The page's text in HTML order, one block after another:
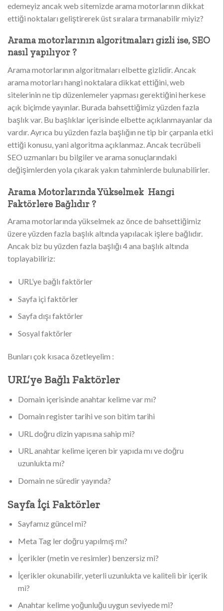
edemeyiz ancak web sitemizde arama motorlarının dikkat
ettiği noktaları geliştirerek üst sıralara tırmanabilir miyiz?
Arama motorlarının algoritmaları gizli ise, SEO
nasıl yapılıyor ?
Arama motorlarının algoritmaları elbette gizlidir. Ancak
arama motorları hangi noktalara dikkat ettiğini, web
sitelerinin ne tip düzenlemeler yapması gerektiğini herkese
açık biçimde yayınlar. Burada bahsettiğimiz yüzden fazla
başlık var. Bu başlıklar içerisinde elbette açıklanmayanlar da
vardır. Ayrıca bu yüzden fazla başlığın ne tip bir çarpanla etki
ettiği konusu, yani algoritma açıklanmaz. Ancak tecrübeli
SEO uzmanları bu bilgiler ve arama sonuçlarındaki
değişimlerden yola çıkarak yakın tahminlerde bulunabilirler.
Arama Motorlarında Yükselmek Hangi
Faktörlere Bağlıdır ?
Arama motorlarında yükselmek az önce de bahsettiğimiz
üzere yüzden fazla başlık altında yapılacak işlere bağlıdır.
Ancak biz bu yüzden fazla başlığı 4 ana başlık altında
toplayabiliriz:
URL’ye bağlı faktörler
Sayfa içi faktörler
Sayfa dışı faktörler
Sosyal faktörler
Bunları çok kısaca özetleyelim :
URL’ye Bağlı Faktörler
Domain içerisinde anahtar kelime var mı?
Domain register tarihi ve son bitim tarihi
URL doğru dizin yapısına sahip mi?
URL anahtar kelime içeren bir yapıda mı ve doğru
uzunlukta mı?
Domain ne süredir yayında?
Sayfa İçi Faktörler
Sayfamız güncel mi?
Meta Tag ler doğru yapılmış mı?
İçerikler (metin ve resimler) benzersiz mi?
İçerikler okunabilir, yeterli uzunlukta ve kaliteli bir içerik
mi?
Anahtar kelime yoğunluğu uygun seviyede mi?